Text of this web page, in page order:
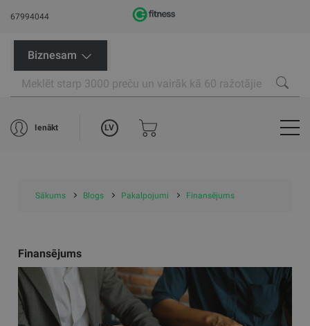
67994044
Biznesam
Ienākt LV
Sākums Blogs Pakalpojumi Finansējums
Finansējums